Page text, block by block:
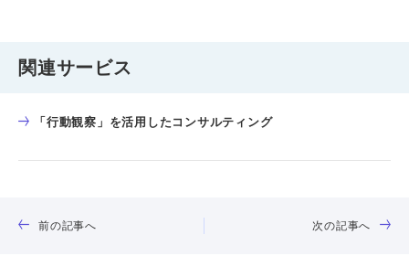
関連サービス
「行動観察」を活用したコンサルティング
前の記事へ 次の記事へ